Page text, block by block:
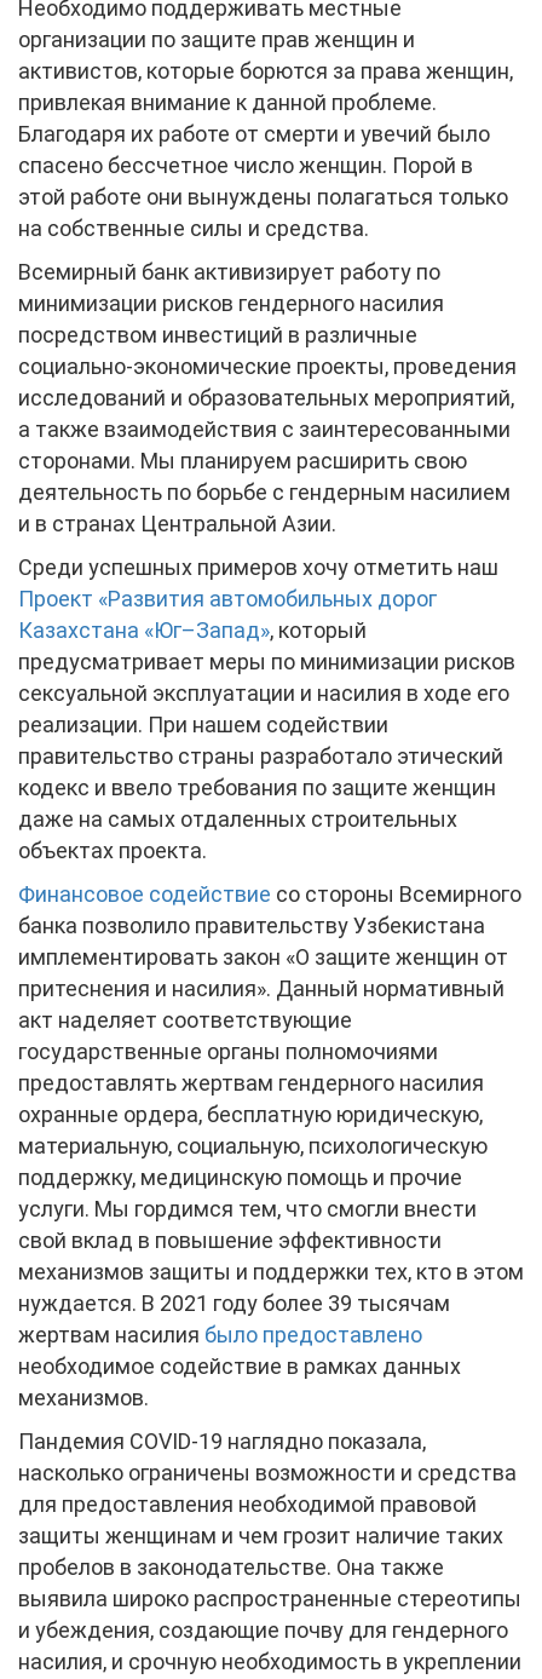
Необходимо поддерживать местные
организации по защите прав женщин и
активистов, которые борются за права женщин,
привлекая внимание к данной проблеме.
Благодаря их работе от смерти и увечий было
спасено бессчетное число женщин. Порой в
этой работе они вынуждены полагаться только
на собственные силы и средства.
Всемирный банк активизирует работу по
минимизации рисков гендерного насилия
посредством инвестиций в различные
социально-экономические проекты, проведения
исследований и образовательных мероприятий,
а также взаимодействия с заинтересованными
сторонами. Мы планируем расширить свою
деятельность по борьбе с гендерным насилием
и в странах Центральной Азии.
Среди успешных примеров хочу отметить наш
Проект «Развития автомобильных дорог
Казахстана «Юг–Запад», который
предусматривает меры по минимизации рисков
сексуальной эксплуатации и насилия в ходе его
реализации. При нашем содействии
правительство страны разработало этический
кодекс и ввело требования по защите женщин
даже на самых отдаленных строительных
объектах проекта.
Финансовое содействие со стороны Всемирного
банка позволило правительству Узбекистана
имплементировать закон «О защите женщин от
притеснения и насилия». Данный нормативный
акт наделяет соответствующие
государственные органы полномочиями
предоставлять жертвам гендерного насилия
охранные ордера, бесплатную юридическую,
материальную, социальную, психологическую
поддержку, медицинскую помощь и прочие
услуги. Мы гордимся тем, что смогли внести
свой вклад в повышение эффективности
механизмов защиты и поддержки тех, кто в этом
нуждается. В 2021 году более 39 тысячам
жертвам насилия было предоставлено
необходимое содействие в рамках данных
механизмов.
Пандемия COVID-19 наглядно показала,
насколько ограничены возможности и средства
для предоставления необходимой правовой
защиты женщинам и чем грозит наличие таких
пробелов в законодательстве. Она также
выявила широко распространенные стереотипы
и убеждения, создающие почву для гендерного
насилия, и срочную необходимость в укреплении